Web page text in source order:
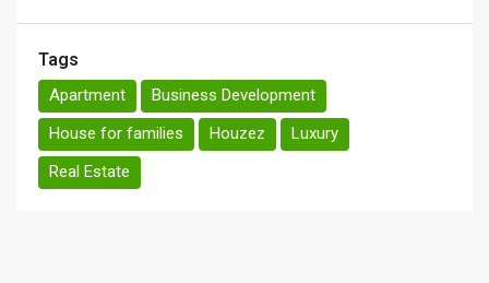
Tags
Apartment
Business Development
House for families
Houzez
Luxury
Real Estate